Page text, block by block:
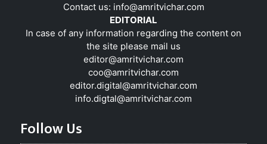
Contact us: info@amritvichar.com
EDITORIAL
In case of any information regarding the content on
the site please mail us
editor@amritvichar.com
coo@amritvichar.com
editor.digital@amritvichar.com
info.digtal@amritvichar.com
Follow Us